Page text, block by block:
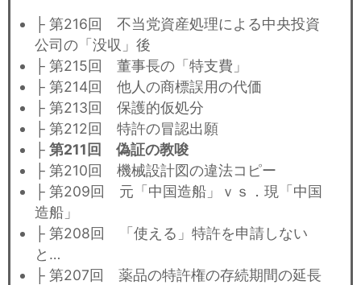
├ 第216回 不当党資産処理による中央投資
公司の「没収」後
├ 第215回 董事長の「特支費」
├ 第214回 他人の商標誤用の代価
├ 第213回 保護的仮処分
├ 第212回 特許の冒認出願
├ 第211回 偽証の教唆
├ 第210回 機械設計図の違法コピー
├ 第209回 元「中国造船」ｖｓ．現「中国
造船」
├ 第208回 「使える」特許を申請しない
と…
├ 第207回 薬品の特許権の存続期間の延長